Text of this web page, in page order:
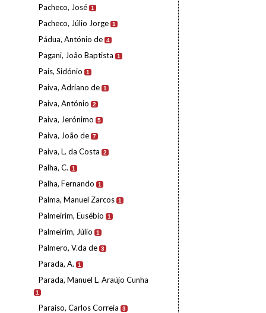
Pacheco, José 1
Pacheco, Júlio Jorge 1
Pádua, António de 4
Pagani, João Baptista 1
Pais, Sidónio 1
Paiva, Adriano de 1
Paiva, António 2
Paiva, Jerónimo 5
Paiva, João de 7
Paiva, L. da Costa 2
Palha, C. 1
Palha, Fernando 1
Palma, Manuel Zarcos 1
Palmeirim, Eusébio 1
Palmeirim, Júlio 1
Palmero, V.da de 3
Parada, A. 1
Parada, Manuel L. Araújo Cunha
1
Paraíso, Carlos Correia 3